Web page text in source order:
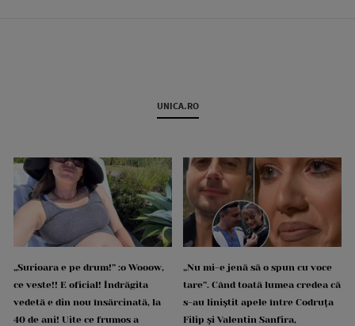
UNICA.RO
„Surioara e pe drum!” :o Wooow,
ce veste!! E oficial! Îndrăgita
vedetă e din nou însărcinată, la
40 de ani! Uite ce frumos a
„Nu mi-e jenă să o spun cu voce
tare”. Când toată lumea credea că
s-au liniștit apele între Codruța
Filip și Valentin Sanfira,